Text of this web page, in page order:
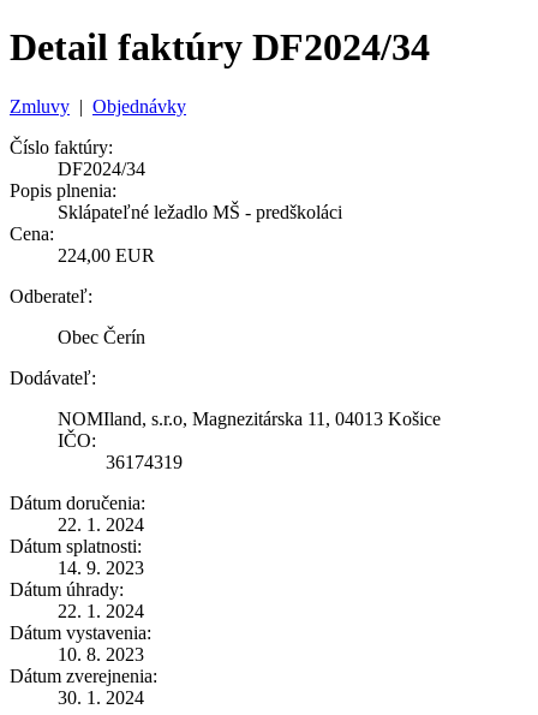
Detail faktúry DF2024/34
Zmluvy | Objednávky
Číslo faktúry:
DF2024/34
Popis plnenia:
Sklápateľné ležadlo MŠ - predškoláci
Cena:
224,00 EUR
Odberateľ:
Obec Čerín
Dodávateľ:
NOMIland, s.r.o, Magnezitárska 11, 04013 Košice
IČO:
36174319
Dátum doručenia:
22. 1. 2024
Dátum splatnosti:
14. 9. 2023
Dátum úhrady:
22. 1. 2024
Dátum vystavenia:
10. 8. 2023
Dátum zverejnenia:
30. 1. 2024